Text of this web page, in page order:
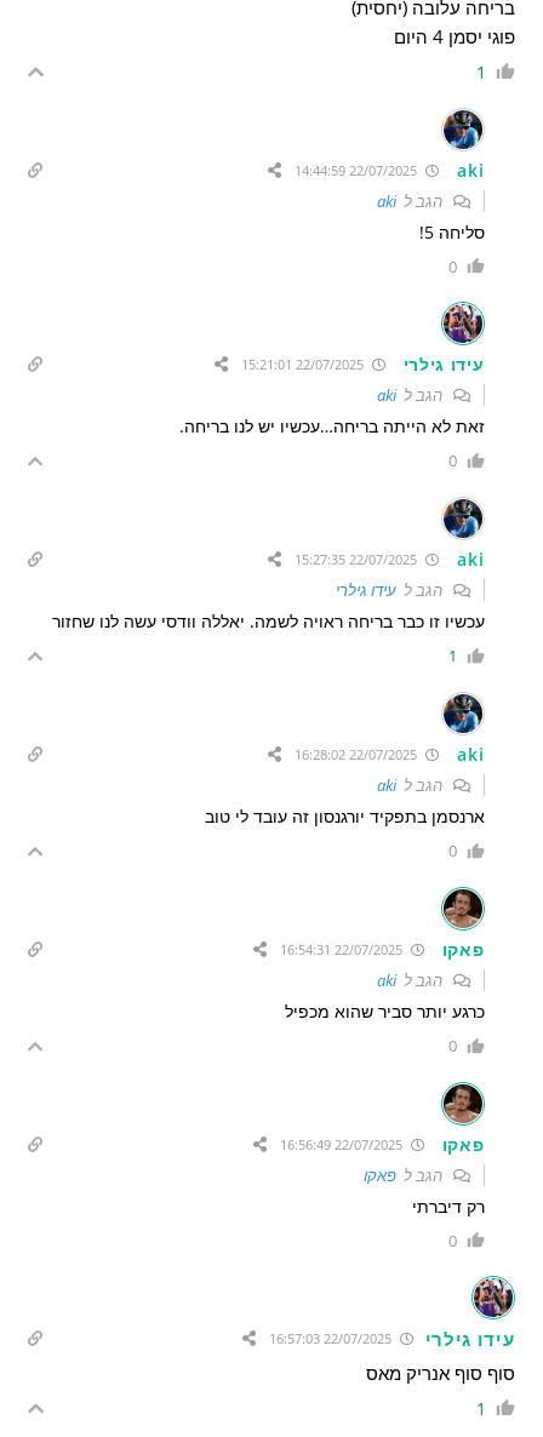
בריחה עלובה (יחסית)
פוגי יסמן 4 היום
1
aki
הגב לaki
סליחה 5!
0
עידו גילרי 22/07/2025 15:21:01
הגב לaki
זאת לא הייתה בריחה…עכשיו יש לנו בריחה.
0
aki
הגב לעידו גילרי
עכשיו זו כבר בריחה ראויה לשמה. יאללה וודסי עשה לנו שחזור
1
aki
הגב לaki
ארנסמן בתפקיד יורגנסון זה עובד לי טוב
0
פאקו 22/07/2025 16:54:31
הגב לaki
כרגע יותר סביר שהוא מכפיל
0
פאקו 22/07/2025 16:56:49
הגב לפאקו
רק דיברתי
0
עידו גילרי 22/07/2025 16:57:03
סוף סוף אנריק מאס
1